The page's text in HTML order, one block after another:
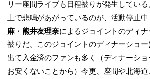
リー座間ライブも日程被りが発生してい
上で悲鳴があがっているのが、活動停止
麻・ 熊井友理奈によるジョイントのディ
被りだ。このジョイントのディナーショ
出て入金済のファンも多く（ディナーシ
お安くないことから）今更、座間や北海